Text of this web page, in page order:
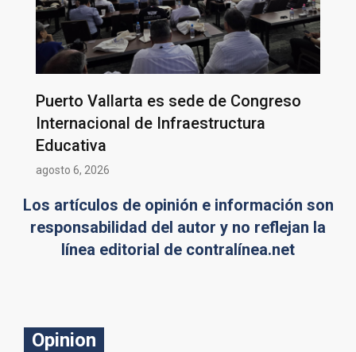
Puerto Vallarta es sede de Congreso
Internacional de Infraestructura
Educativa
agosto 6, 2026
Los artículos de opinión e información son
responsabilidad del autor y no reflejan la
línea editorial de contralínea.net
Opinion